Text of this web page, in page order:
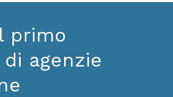
primo
agenzie